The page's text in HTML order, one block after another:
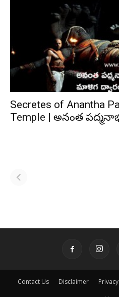
Secretes of Anantha
Temple | అనంత
పితృదేవతల ఆశీర్వాదం
Contact Us Disclaimer